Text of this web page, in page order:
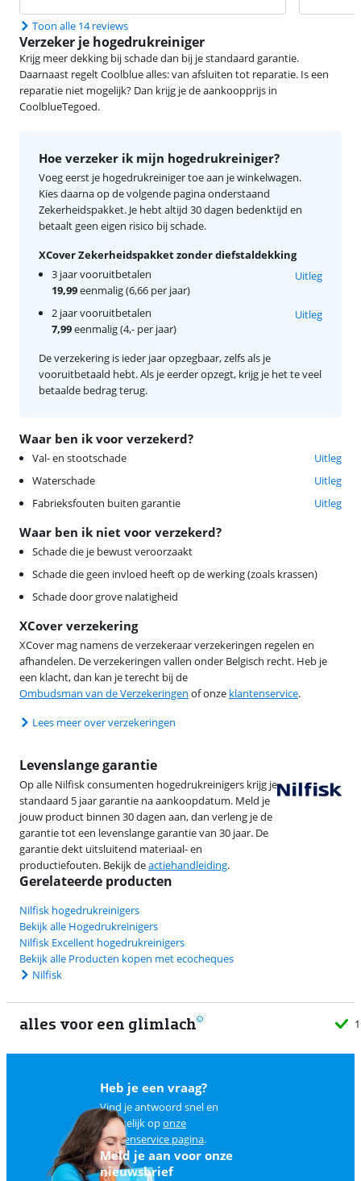
Toon alle 14 reviews
Verzeker je hogedrukreiniger
Krijg meer dekking bij schade dan bij je standaard garantie.
Daarnaast regelt Coolblue alles: van afsluiten tot reparatie. Is een
reparatie niet mogelijk? Dan krijg je de aankoopprijs in
CoolblueTegoed.
Waar ben ik voor verzekerd?
Val- en stootschade
Uitleg
Waterschade
Uitleg
Fabrieksfouten buiten garantie
Uitleg
Waar ben ik niet voor verzekerd?
Schade die je bewust veroorzaakt
Schade die geen invloed heeft op de werking (zoals krassen)
Schade door grove nalatigheid
XCover verzekering
XCover mag namens de verzekeraar verzekeringen regelen en
afhandelen. De verzekeringen vallen onder Belgisch recht. Heb je
een klacht, dan kan je terecht bij de
Ombudsman van de Verzekeringen of onze klantenservice.
Lees meer over verzekeringen
Hoe verzeker ik mijn hogedrukreiniger?
Voeg eerst je hogedrukreiniger toe aan je winkelwagen.
Kies daarna op de volgende pagina onderstaand
Zekerheidspakket. Je hebt altijd 30 dagen bedenktijd en
betaalt geen eigen risico bij schade.
XCover Zekerheidspakket zonder diefstaldekking
3 jaar vooruitbetalen
19,99eenmalig (6,66 per jaar)
Uitleg
2 jaar vooruitbetalen
7,99eenmalig (4,- per jaar)
Uitleg
De verzekering is ieder jaar opzegbaar, zelfs als je
vooruitbetaald hebt. Als je eerder opzegt, krijg je het te veel
betaalde bedrag terug.
Levenslange garantie
Op alle Nilfisk consumenten hogedrukreinigers krijg je
standaard 5 jaar garantie na aankoopdatum. Meld je
jouw product binnen 30 dagen aan, dan verleng je de
garantie tot een levenslange garantie van 30 jaar. De
garantie dekt uitsluitend materiaal- en
productiefouten. Bekijk deactiehandleiding.
Gerelateerde producten
Nilfisk hogedrukreinigers
Bekijk alle Hogedrukreinigers
Nilfisk Excellent hogedrukreinigers
Bekijk alle Producten kopen met ecocheques
Nilfisk
alles voor een glimlach
Heb je een vraag?
Vind je antwoord snel en
makkelijk oponze
klantenservice pagina.
Meld je aan voor onze
nieuwsbrief